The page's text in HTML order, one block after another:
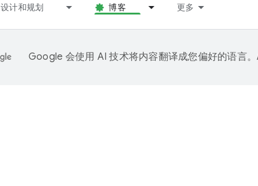
设计和规划 博客 更多
Google 会使用 AI 技术将内容翻译成您偏好的语言。